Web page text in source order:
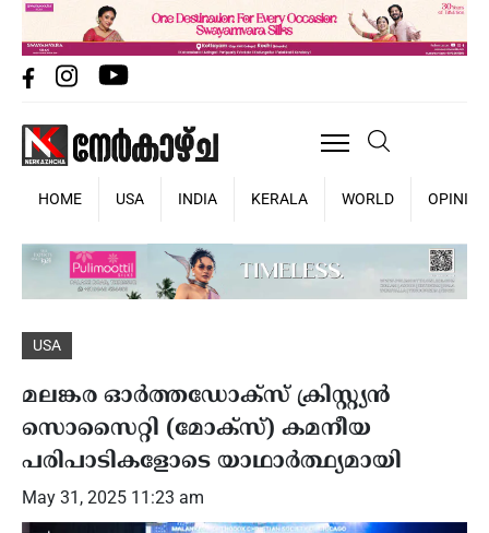
HOME USA INDIA KERALA WORLD OPINION
USA
മലങ്കര ഓര്‍ത്തഡോക്‌സ് ക്രിസ്റ്റ്യന്‍
സൊസൈറ്റി (മോക്‌സ്) കമനീയ
പരിപാടികളോടെ യാഥാര്‍ത്ഥ്യമായി
May 31, 2025 11:23 am